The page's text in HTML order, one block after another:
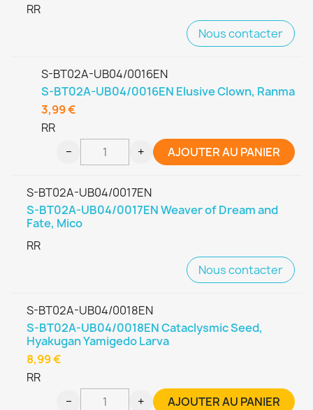
RR
Nous contacter
S-BT02A-UB04/0016EN
S-BT02A-UB04/0016EN Elusive Clown, Ranma
RR
3,99 €
− + AJOUTER AU PANIER
S-BT02A-UB04/0017EN
S-BT02A-UB04/0017EN Weaver of Dream and
Fate, Mico
RR
Nous contacter
S-BT02A-UB04/0018EN
S-BT02A-UB04/0018EN Cataclysmic Seed,
Hyakugan Yamigedo Larva
RR
8,99 €
− + AJOUTER AU PANIER